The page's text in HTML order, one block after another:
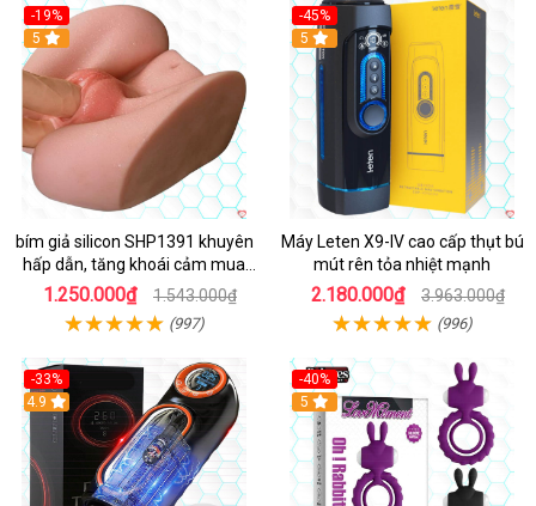
-19%
Hot
5
bím giả silicon SHP1391 khuyên
hấp dẫn, tăng khoái cảm mua
ngay
1.250.000₫ 1.543.000₫
(997)
-45%
Hot
5
Máy Leten X9-IV cao cấp thụt bú
mút rên tỏa nhiệt mạnh
2.180.000₫ 3.963.000₫
(996)
-33%
Hot
4.9
-40%
5